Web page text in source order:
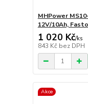
MHPower
12V/10Ah,
1 020 Kč/ks
843 Kč bez DPH
Akce